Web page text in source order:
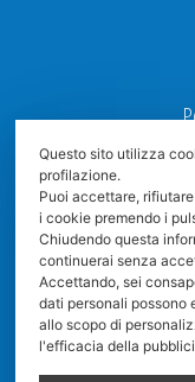
Ufficio
I
dal Lunedi
Questo sito utilizza
profilazione.
Puoi accettare,
i cookie premendo i
Chiudendo questa
continuerai senza
Accettando, sei
dati personali possono
allo scopo di
l'efficacia della